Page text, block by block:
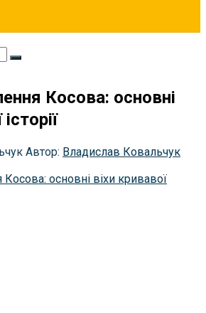
Косова: основні
Автор: Владислав Ковальчук